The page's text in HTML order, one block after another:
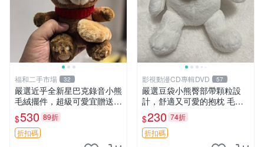
福和二手市場 32
嚴選近乎全新星巴克錄音小熊
毛絨擺件，超級可愛宜贈送掛
飾 錄音小熊 毛絨擺件 贈品
$530 89折
折扣碼
影視動漫CD專輯DVD 57
嚴選豆袋小熊臀部帶顆粒設
計，舒適又可愛的抱枕 毛絨
抱枕、臀部按摩、坐墊
$230 74折
折扣碼